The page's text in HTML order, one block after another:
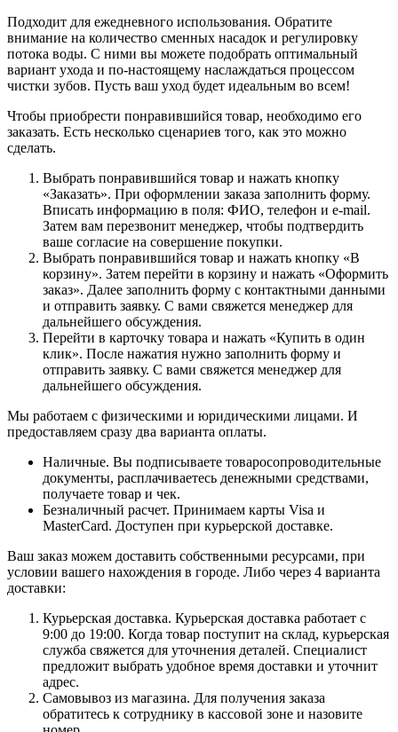
Подходит для ежедневного использования. Обратите
внимание на количество сменных насадок и регулировку
потока воды. С ними вы можете подобрать оптимальный
вариант ухода и по-настоящему наслаждаться процессом
чистки зубов. Пусть ваш уход будет идеальным во всем!
Чтобы приобрести понравившийся товар, необходимо его
заказать. Есть несколько сценариев того, как это можно
сделать.
Выбрать понравившийся товар и нажать кнопку
«Заказать». При оформлении заказа заполнить форму.
Вписать информацию в поля: ФИО, телефон и e-mail.
Затем вам перезвонит менеджер, чтобы подтвердить
ваше согласие на совершение покупки.
Выбрать понравившийся товар и нажать кнопку «В
корзину». Затем перейти в корзину и нажать «Оформить
заказ». Далее заполнить форму с контактными данными
и отправить заявку. С вами свяжется менеджер для
дальнейшего обсуждения.
Перейти в карточку товара и нажать «Купить в один
клик». После нажатия нужно заполнить форму и
отправить заявку. С вами свяжется менеджер для
дальнейшего обсуждения.
Мы работаем с физическими и юридическими лицами. И
предоставляем сразу два варианта оплаты.
Наличные. Вы подписываете товаросопроводительные
документы, расплачиваетесь денежными средствами,
получаете товар и чек.
Безналичный расчет. Принимаем карты Visa и
MasterCard. Доступен при курьерской доставке.
Ваш заказ можем доставить собственными ресурсами, при
условии вашего нахождения в городе. Либо через 4 варианта
доставки:
Курьерская доставка. Курьерская доставка работает с
9:00 до 19:00. Когда товар поступит на склад, курьерская
служба свяжется для уточнения деталей. Специалист
предложит выбрать удобное время доставки и уточнит
адрес.
Самовывоз из магазина. Для получения заказа
обратитесь к сотруднику в кассовой зоне и назовите